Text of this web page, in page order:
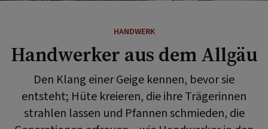
HANDWERK
Handwerker aus dem Allgäu
Den Klang einer Geige kennen, bevor sie
entsteht; Hüte kreieren, die ihre Trägerinnen
strahlen lassen und Pfannen schmieden, die